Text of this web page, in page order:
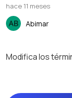
hace 11 meses
Abimar
Modifica los